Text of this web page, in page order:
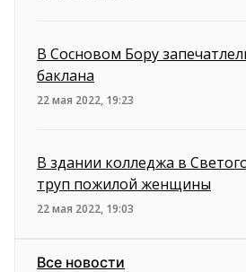
В Сосновом Бору
баклана
22 мая 2022, 19:23
В здании колледжа в
труп пожилой женщины
22 мая 2022, 19:03
Все новости